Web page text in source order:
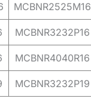
MCBNR2525M16
MCBNR3232P16
MCBNR4040R16
MCBNR3232P19